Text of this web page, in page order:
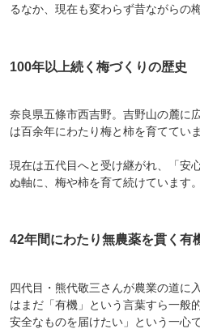
るなか、現在も変わらず昔ながらの
100年以上続く梅づくりの歴史
奈良県五條市西吉野。吉野山の麓に
は百余年にわたり梅と柿を育てていま
現在は五代目へと受け継がれ、「安
ぬ軸に、梅や柿を育て続けています。
42年間にわたり無農薬を貫く有
四代目・熊代敬三さんが農業の道に
はまだ「有機」という言葉すら一般
安全なものを届けたい」という一心